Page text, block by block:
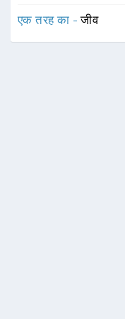
एक तरह का -जीव